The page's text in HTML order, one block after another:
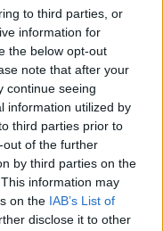
to third parties, or
information for
the below opt-out
note that after your
continue seeing
information utilized by
third parties prior to
of the further
by third parties on the
information may
on the IAB’s List of
disclose it to other